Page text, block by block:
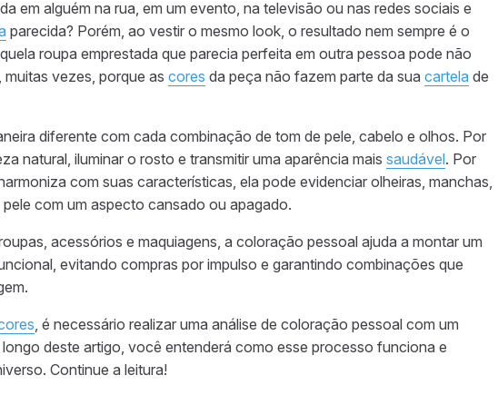
em alguém na rua, em um evento, na televisão ou nas redes sociais e
parecida? Porém, ao vestir o mesmo look, o resultado nem sempre é o
roupa emprestada que parecia perfeita em outra pessoa pode não
vezes, porque as cores da peça não fazem parte da sua cartela de
diferente com cada combinação de tom de pele, cabelo e olhos. Por
natural, iluminar o rosto e transmitir uma aparência mais saudável. Por
com suas características, ela pode evidenciar olheiras, manchas,
com um aspecto cansado ou apagado.
acessórios e maquiagens, a coloração pessoal ajuda a montar um
evitando compras por impulso e garantindo combinações que
, é necessário realizar uma análise de coloração pessoal com um
deste artigo, você entenderá como esse processo funciona e
Continue a leitura!